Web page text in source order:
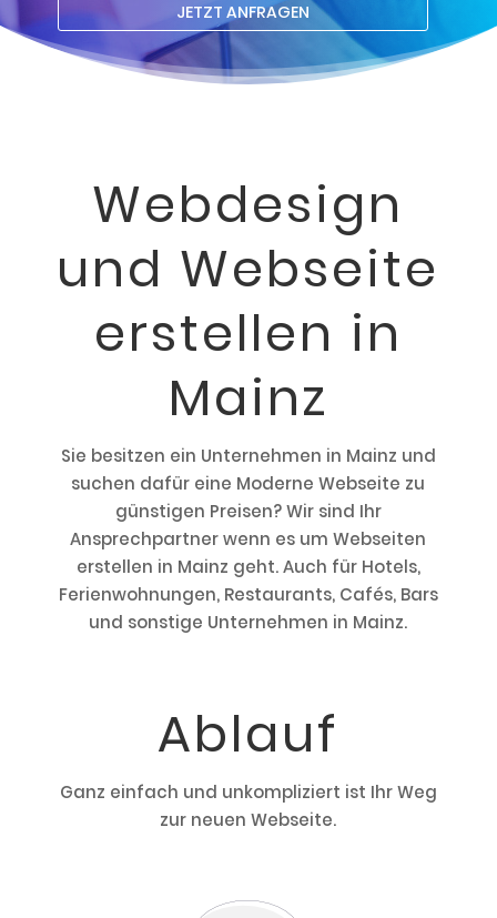
JETZT ANFRAGEN
Webdesign
und Webseite
erstellen in
Mainz
Sie besitzen ein Unternehmen in Mainz und
suchen dafür eine Moderne Webseite zu
günstigen Preisen? Wir sind Ihr
Ansprechpartner wenn es um Webseiten
erstellen in Mainz geht. Auch für Hotels,
Ferienwohnungen, Restaurants, Cafés, Bars
und sonstige Unternehmen in Mainz.
Ablauf
Ganz einfach und unkompliziert ist Ihr Weg
zur neuen Webseite.